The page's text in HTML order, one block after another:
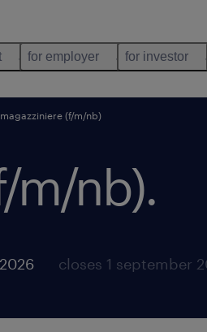
for employer for investor
magazziniere (f/m/nb)
m/nb).
closes 1 september